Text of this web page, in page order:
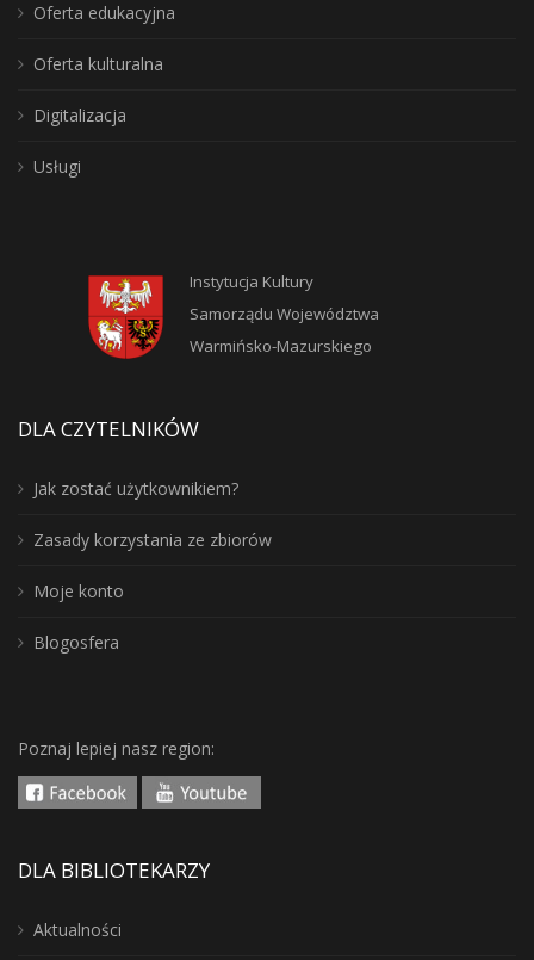
Oferta edukacyjna
Oferta kulturalna
Digitalizacja
Usługi
Instytucja Kultury
Samorządu Województwa
Warmińsko-Mazurskiego
DLA CZYTELNIKÓW
Jak zostać użytkownikiem?
Zasady korzystania ze zbiorów
Moje konto
Blogosfera
Poznaj lepiej nasz region:
DLA BIBLIOTEKARZY
Aktualności